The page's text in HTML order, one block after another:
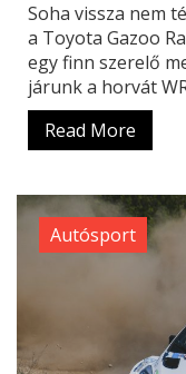
Soha vissza nem
a Toyota Gazoo
egy finn szerelő
járunk a horvát
Read More
Autósport